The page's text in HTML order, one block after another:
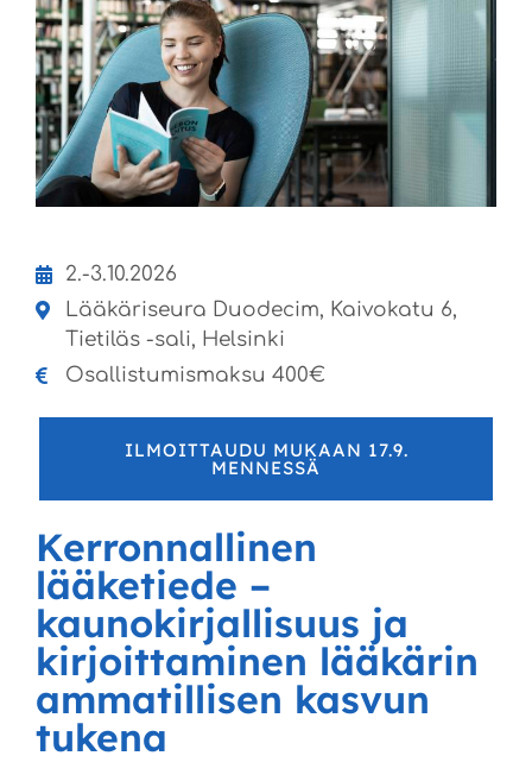
2.-3.10.2026
Lääkäriseura Duodecim, Kaivokatu 6,
Tietiläs -sali, Helsinki
Osallistumismaksu 400€
ILMOITTAUDU MUKAAN 17.9.
MENNESSÄ
Kerronnallinen
lääketiede –
kaunokirjallisuus ja
kirjoittaminen lääkärin
ammatillisen kasvun
tukena